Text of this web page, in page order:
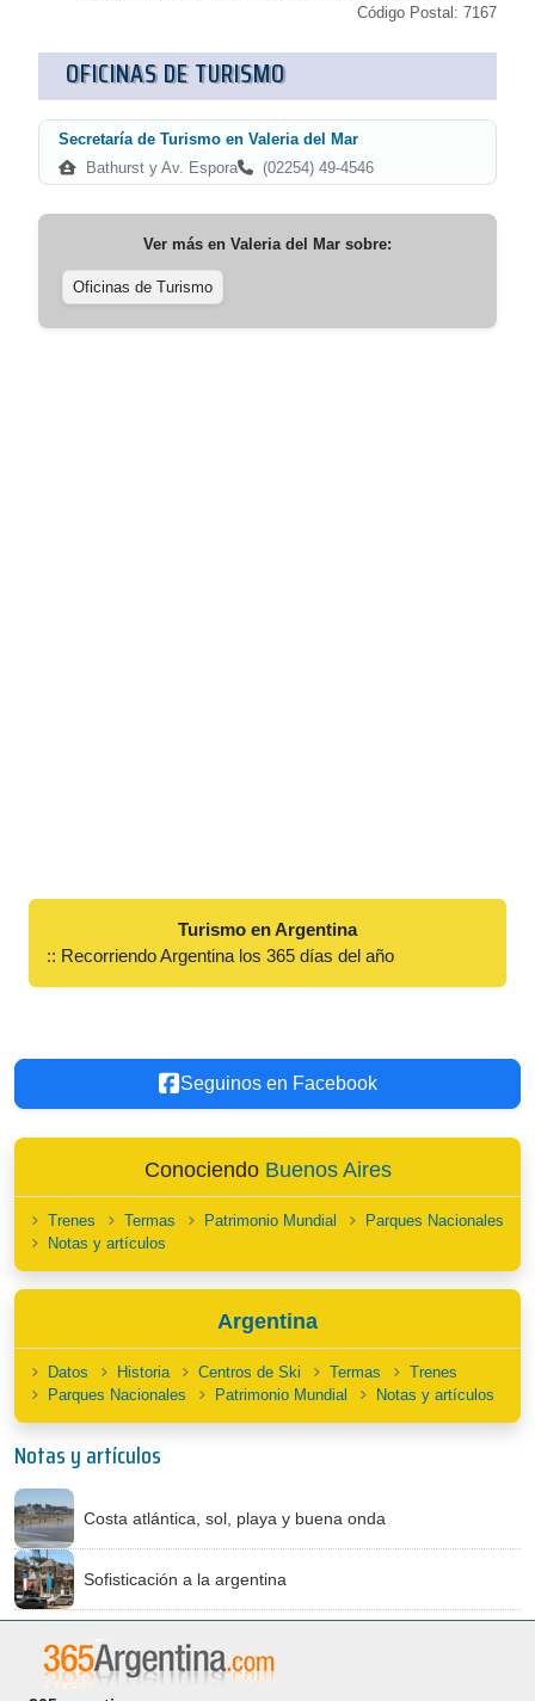
Código Postal: 7167
OFICINAS DE TURISMO
Secretaría de Turismo en Valeria del Mar
Bathurst y Av. Espora
(02254) 49-4546
Ver más en Valeria del Mar sobre:
Oficinas de Turismo
Turismo en Argentina
:: Recorriendo Argentina los 365 días del año
Seguinos en Facebook
Conociendo Buenos Aires
Trenes Termas Patrimonio Mundial
Parques Nacionales
Notas y artículos
Argentina
Datos Historia Centros de Ski Termas
Trenes
Parques Nacionales
Patrimonio Mundial Notas y artículos
Notas y artículos
Costa atlántica, sol, playa y buena onda
Sofisticación a la argentina